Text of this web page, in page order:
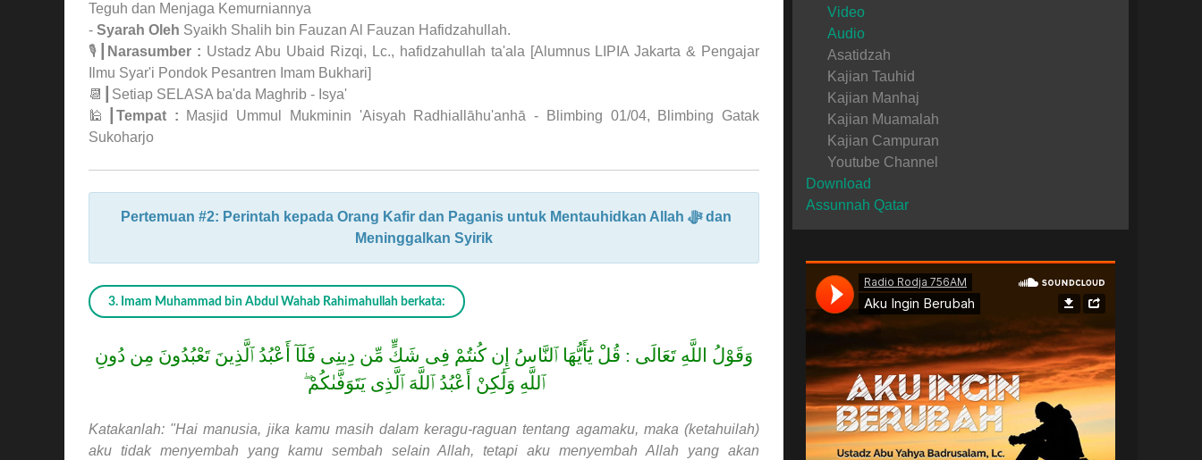
Teguh dan Menjaga Kemurniannya
- Syarah Oleh Syaikh Shalih bin Fauzan Al Fauzan Hafidzahullah.
🎙┃
Narasumber : Ustadz Abu Ubaid Rizqi, Lc., hafidzahullah ta'ala [Alumnus LIPIA Jakarta & Pengajar
Ilmu Syar'i Pondok Pesantren Imam Bukhari]
📆┃Setiap SELASA ba'da Maghrib - Isya'
🕌┃ Tempat :
Masjid Ummul Mukminin 'Aisyah Radhiallāhu'anhā - Blimbing 01/04, Blimbing Gatak
Sukoharjo
Pertemuan #2: Perintah kepada Orang Kafir dan Paganis untuk Mentauhidkan Allah ﷻ dan
Meninggalkan Syirik
3. Imam Muhammad bin Abdul Wahab Rahimahullah berkata:
وَقَوْلُ اللَّهِ تَعَالَى : قُلْ يَٰٓأَيُّهَا ٱلنَّاسُ إِن كُنتُمْ فِى شَكٍّ مِّن دِينِى فَلَآ أَعْبُدُ ٱلَّذِينَ تَعْبُدُونَ مِن دُونِ
ٱللَّهِ وَلَٰكِنْ أَعْبُدُ ٱللَّهَ ٱلَّذِى يَتَوَفَّىٰكُمْ ۖ
Katakanlah: "Hai manusia, jika kamu masih dalam keragu-raguan tentang agamaku, maka (ketahuilah)
aku tidak menyembah yang kamu sembah selain Allah, tetapi aku menyembah Allah yang akan
Video
Audio
Asatidzah
Kajian Tauhid
Kajian Manhaj
Kajian Muamalah
Kajian Campuran
Youtube Channel
Download
Assunnah Qatar